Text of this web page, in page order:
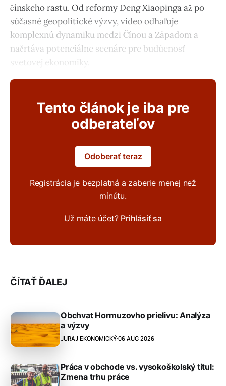
čínskeho rastu. Od reformy Deng Xiaopinga až po
súčasné geopolitické výzvy, video odhaľuje
komplexnú dynamiku medzi Čínou a Západom a
načrtáva potenciálne scenáre pre budúcnosť
svetovej ekonomiky.
Tento článok je iba pre
odberateľov
Odoberať teraz
Registrácia je bezplatná a zaberie menej než
minútu.
Už máte účet? Prihlásiť sa
ČÍTAŤ ĎALEJ
Obchvat Hormuzovho prielivu: Analýza
a výzvy
JURAJ EKONOMICKÝ 06 AUG 2026
Práca v obchode vs. vysokoškolský titul:
Zmena trhu práce